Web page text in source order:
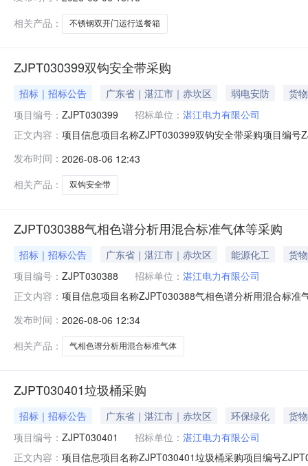
相关产品：
不锈钢双开门运行送餐箱
ZJPT030399双钩安全带采购
招标｜招标公告 广东省｜湛江市｜赤坎区 弱电安防
货物
项目编号： ZJPT030399 招标单位： 湛江电力有限公司
正文内容： 项目信息项目名称ZJPT030399双钩安全带采购项目编
电力有限公司《采购管理》对供方履约情况考评条款
发布时间： 2026-08-06 12:43
相关产品：
双钩安全带
ZJPT030388气相色谱分析用混合标准气体等采购
招标｜招标公告 广东省｜湛江市｜赤坎区 能源化工
货物
项目编号： ZJPT030388 招标单位： 湛江电力有限公司
正文内容： 项目信息项目名称ZJPT030388气相色谱分析用混合标
单.doc技术响应表（气相色谱分析用混合标准气体等采
发布时间： 2026-08-06 12:34
相关产品：
气相色谱分析用混合标准气体
ZJPT030401垃圾桶采购
招标｜招标公告 广东省｜湛江市｜赤坎区 环保绿化
货物
项目编号： ZJPT030401 招标单位： 湛江电力有限公司
正文内容： 项目信息项目名称ZJPT030401垃圾桶采购项目编号